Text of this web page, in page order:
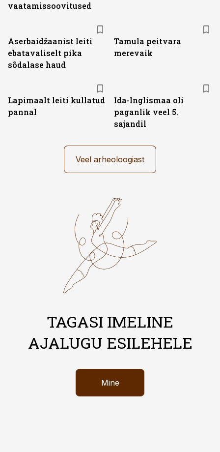
vaatamissoovitused
Aserbaidžaanist leiti
ebatavaliselt pika
sõdalase haud
Tamula peitvara
merevaik
Lapimaalt leiti kullatud
pannal
Ida-Inglismaa oli
paganlik veel 5.
sajandil
Veel arheoloogiast
TAGASI IMELINE
AJALUGU ESILEHELE
Mine